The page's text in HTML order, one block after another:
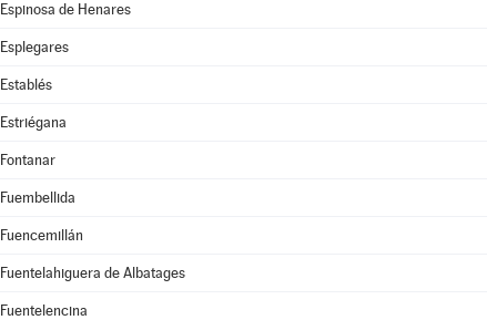
Espinosa de Henares
Esplegares
Establés
Estriégana
Fontanar
Fuembellida
Fuencemillán
Fuentelahiguera de Albatages
Fuentelencina